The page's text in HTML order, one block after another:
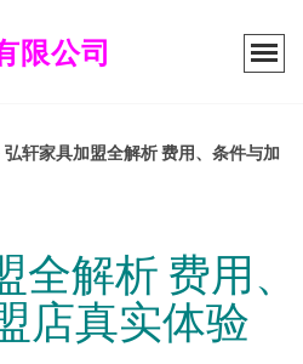
限公司
弘轩家具加盟全解析 费用、条件与加
解析 费用、
店真实体验